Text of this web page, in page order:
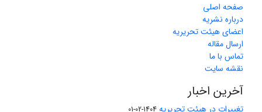
صفحه اصلی
درباره نشریه
اعضای هیئت تحریریه
ارسال مقاله
تماس با ما
نقشه سایت
آخرین اخبار
تغییرات در هیئت تحریریه 1404-02-01